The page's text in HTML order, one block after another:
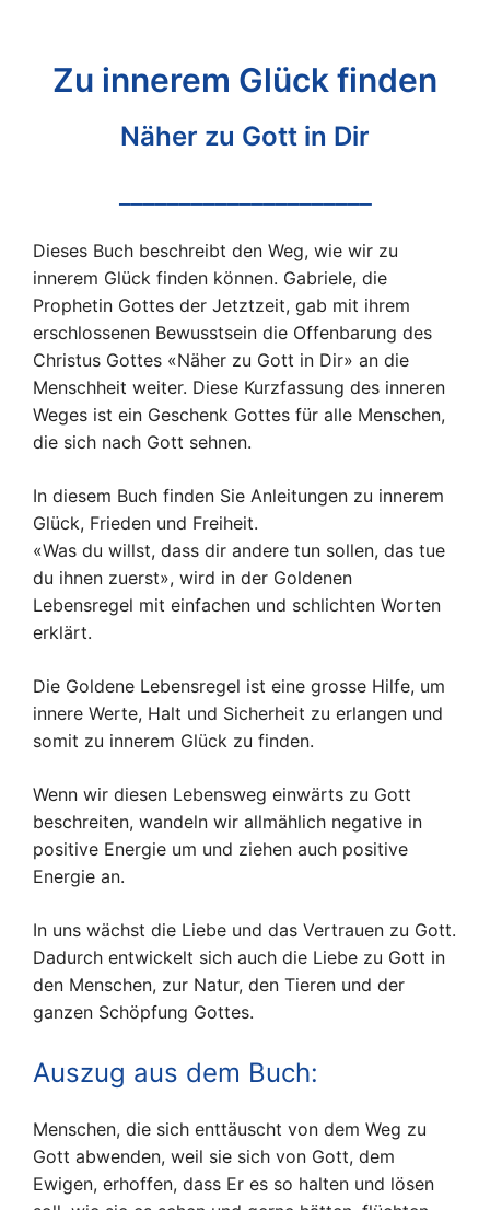
Zu innerem Glück finden
Näher zu Gott in Dir
Dieses Buch beschreibt den Weg, wie wir zu
innerem Glück finden können. Gabriele, die
Prophetin Gottes der Jetztzeit, gab mit ihrem
erschlossenen Bewusstsein die Offenbarung des
Christus Gottes «Näher zu Gott in Dir» an die
Menschheit weiter. Diese Kurzfassung des inneren
Weges ist ein Geschenk Gottes für alle Menschen,
die sich nach Gott sehnen.
In diesem Buch finden Sie Anleitungen zu innerem
Glück, Frieden und Freiheit.
«Was du willst, dass dir andere tun sollen, das tue
du ihnen zuerst», wird in der Goldenen
Lebensregel mit einfachen und schlichten Worten
erklärt.
Die Goldene Lebensregel ist eine grosse Hilfe, um
innere Werte, Halt und Sicherheit zu erlangen und
somit zu innerem Glück zu finden.
Wenn wir diesen Lebensweg einwärts zu Gott
beschreiten, wandeln wir allmählich negative in
positive Energie um und ziehen auch positive
Energie an.
In uns wächst die Liebe und das Vertrauen zu Gott.
Dadurch entwickelt sich auch die Liebe zu Gott in
den Menschen, zur Natur, den Tieren und der
ganzen Schöpfung Gottes.
Auszug aus dem Buch:
Menschen, die sich enttäuscht von dem Weg zu
Gott abwenden, weil sie sich von Gott, dem
Ewigen, erhoffen, dass Er es so halten und lösen